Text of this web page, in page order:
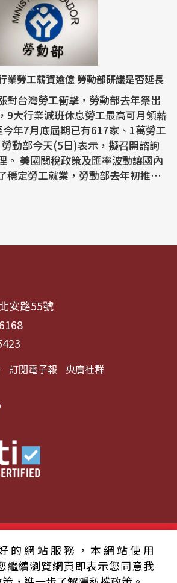
業勞工薪資逾億 勞動部研議是否延長
對台灣勞工衝擊，勞動部去年祭出
9大行業減班休息勞工最高可月領薪
年7月底屆期已有617家、1萬勞工
動部今天(5日)表示，擬召開諮詢
國內
穩定勞工就業，勞動部去年初推動
安路55號
訂閱電子報 央廣社群
人中央廣播電臺 版權所有
明
服務條款 隱私權條款
的網站服務，本網站使用
繼續瀏覽網頁即表示您同意我